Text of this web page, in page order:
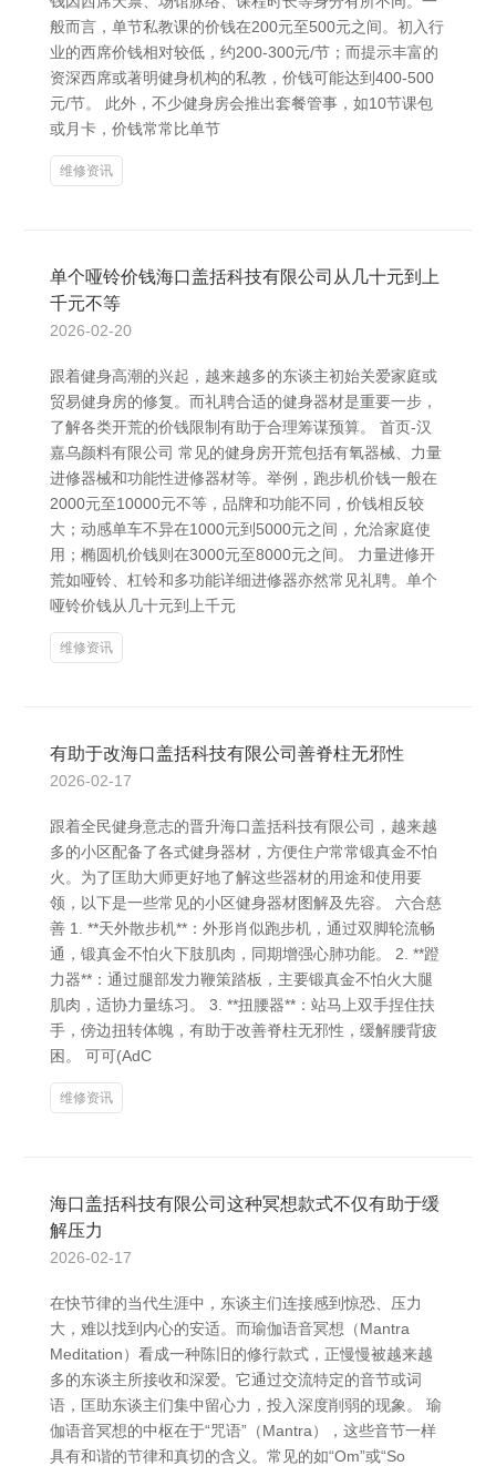
般而言，单节私教课的价钱在200元至500元之间。初入行
业的西席价钱相对较低，约200-300元/节；而提示丰富的
资深西席或著明健身机构的私教，价钱可能达到400-500
元/节。 此外，不少健身房会推出套餐管事，如10节课包
或月卡，价钱常常比单节
维修资讯
单个哑铃价钱海口盖括科技有限公司从几十元到上
千元不等
2026-02-20
跟着健身高潮的兴起，越来越多的东谈主初始关爱家庭或
贸易健身房的修复。而礼聘合适的健身器材是重要一步，
了解各类开荒的价钱限制有助于合理筹谋预算。 首页-汉
嘉乌颜料有限公司 常见的健身房开荒包括有氧器械、力量
进修器械和功能性进修器材等。举例，跑步机价钱一般在
2000元至10000元不等，品牌和功能不同，价钱相反较
大；动感单车不异在1000元到5000元之间，允洽家庭使
用；椭圆机价钱则在3000元至8000元之间。 力量进修开
荒如哑铃、杠铃和多功能详细进修器亦然常见礼聘。单个
哑铃价钱从几十元到上千元
维修资讯
有助于改海口盖括科技有限公司善脊柱无邪性
2026-02-17
跟着全民健身意志的晋升海口盖括科技有限公司，越来越
多的小区配备了各式健身器材，方便住户常常锻真金不怕
火。为了匡助大师更好地了解这些器材的用途和使用要
领，以下是一些常见的小区健身器材图解及先容。 六合慈
善 1. **天外散步机**：外形肖似跑步机，通过双脚轮流畅
通，锻真金不怕火下肢肌肉，同期增强心肺功能。 2. **蹬
力器**：通过腿部发力鞭策踏板，主要锻真金不怕火大腿
肌肉，适协力量练习。 3. **扭腰器**：站马上双手捏住扶
手，傍边扭转体魄，有助于改善脊柱无邪性，缓解腰背疲
困。 可可(AdC
维修资讯
海口盖括科技有限公司这种冥想款式不仅有助于缓
解压力
2026-02-17
在快节律的当代生涯中，东谈主们连接感到惊恐、压力
大，难以找到内心的安适。而瑜伽语音冥想（Mantra
Meditation）看成一种陈旧的修行款式，正慢慢被越来越
多的东谈主所接收和深爱。它通过交流特定的音节或词
语，匡助东谈主们集中留心力，投入深度削弱的现象。 瑜
伽语音冥想的中枢在于“咒语”（Mantra），这些音节一样
具有和谐的节律和真切的含义。常见的如“Om”或“So